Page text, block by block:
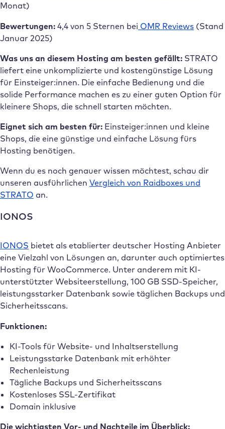
Monat)
Bewertungen: 4,4 von 5 Sternen bei OMR Reviews (Stand
Januar 2025)
Was uns an diesem Hosting am besten gefällt: STRATO
liefert eine unkomplizierte und kostengünstige Lösung
für Einsteiger:innen. Die einfache Bedienung und die
solide Performance machen es zu einer guten Option für
kleinere Shops, die schnell starten möchten.
Eignet sich am besten für: Einsteiger:innen und kleine
Shops, die eine günstige und einfache Lösung fürs
Hosting benötigen.
Wenn du es noch genauer wissen möchtest, schau dir
unseren ausführlichen Vergleich von Raidboxes und
STRATO an.
IONOS
IONOS bietet als etablierter deutscher Hosting Anbieter
eine Vielzahl von Lösungen an, darunter auch optimiertes
Hosting für WooCommerce. Unter anderem mit KI-
unterstützter Websiteerstellung, 100 GB SSD-Speicher,
leistungsstarker Datenbank sowie täglichen Backups und
Sicherheitsscans.
Funktionen:
KI-Tools für Website- und Inhaltserstellung
Leistungsstarke Datenbank mit erhöhter
Rechenleistung
Tägliche Backups und Sicherheitsscans
Kostenloses SSL-Zertifikat
Domain inklusive
Die wichtigsten Vor- und Nachteile im Überblick: